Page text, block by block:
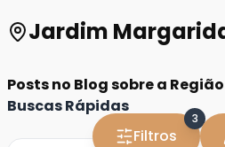
Filtros
3
Jardim
Posts no Blog sobre a Região
Buscas Rápidas